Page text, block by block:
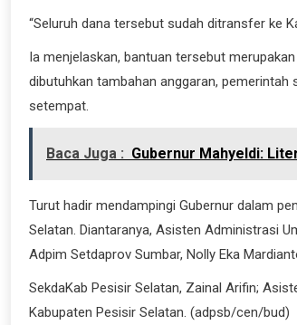
“Seluruh dana tersebut sudah ditransfer ke
Ia menjelaskan, bantuan tersebut
dibutuhkan tambahan anggaran,
setempat.
Baca Juga : Gubernur Mahyeldi:
Turut hadir mendampingi Gubernur dalam
Selatan. Diantaranya, Asisten Administrasi
Adpim Setdaprov Sumbar, Nolly Eka
SekdaKab Pesisir Selatan, Zainal Arifin;
Kabupaten Pesisir Selatan. (adpsb/cen/bud)